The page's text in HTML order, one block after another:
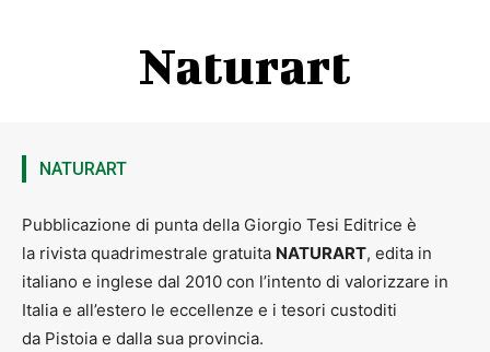
Naturart
NATURART
Pubblicazione di punta della Giorgio Tesi Editrice è
la rivista quadrimestrale gratuita NATURART, edita in
italiano e inglese dal 2010 con l’intento di valorizzare in
Italia e all’estero le eccellenze e i tesori custoditi
da Pistoia e dalla sua provincia.